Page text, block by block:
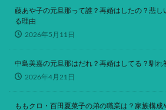
藤あや子の元旦那って誰？再婚はしたの？悲し
る理由
2026年5月11日
中島美嘉の元旦那はだれ？再婚はしてる？馴れ
2026年4月21日
ももクロ・百田夏菜子の弟の職業は？家族構成